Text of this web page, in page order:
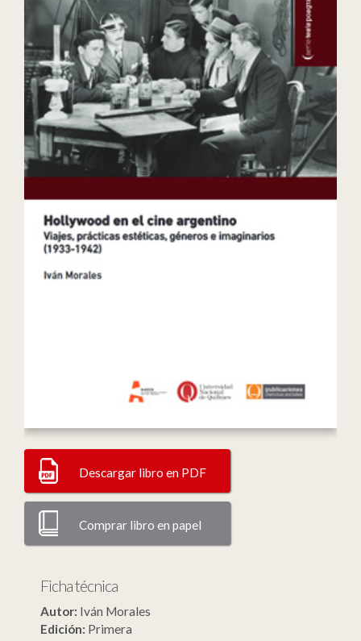
Descargar libro en PDF
Comprar libro en papel
Ficha técnica
Autor: Iván Morales
Edición: Primera